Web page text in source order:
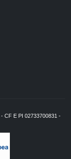
CF E PI 02733700831 -